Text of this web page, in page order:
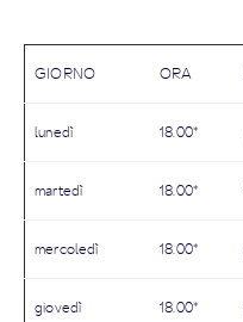
GIORNO ORA
lunedì 18.00*
martedì 18.00*
mercoledì 18.00*
giovedì 18.00*